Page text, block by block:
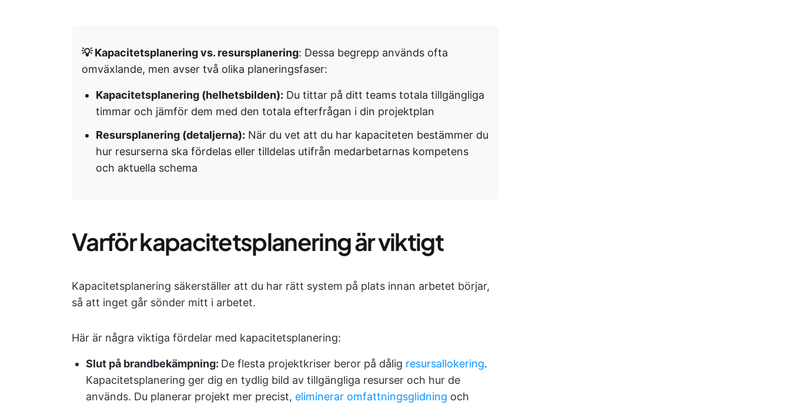
💡 Kapacitetsplanering vs. resursplanering: Dessa begrepp används ofta
omväxlande, men avser två olika planeringsfaser:
Kapacitetsplanering (helhetsbilden): Du tittar på ditt teams totala tillgängliga
timmar och jämför dem med den totala efterfrågan i din projektplan
Resursplanering (detaljerna): När du vet att du har kapaciteten bestämmer du
hur resurserna ska fördelas eller tilldelas utifrån medarbetarnas kompetens
och aktuella schema
Varför kapacitetsplanering är viktigt
Kapacitetsplanering säkerställer att du har rätt system på plats innan arbetet börjar,
så att inget går sönder mitt i arbetet.
Här är några viktiga fördelar med kapacitetsplanering:
Slut på brandbekämpning: De flesta projektkriser beror på dålig resursallokering.
Kapacitetsplanering ger dig en tydlig bild av tillgängliga resurser och hur de
används. Du planerar projekt mer precist, eliminerar omfattningsglidning och